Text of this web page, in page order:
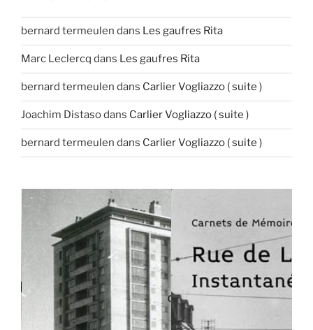
bernard termeulen dans Les gaufres Rita
Marc Leclercq dans Les gaufres Rita
bernard termeulen dans Carlier Vogliazzo ( suite )
Joachim Distasodans Carlier Vogliazzo ( suite )
bernard termeulen dans Carlier Vogliazzo ( suite )